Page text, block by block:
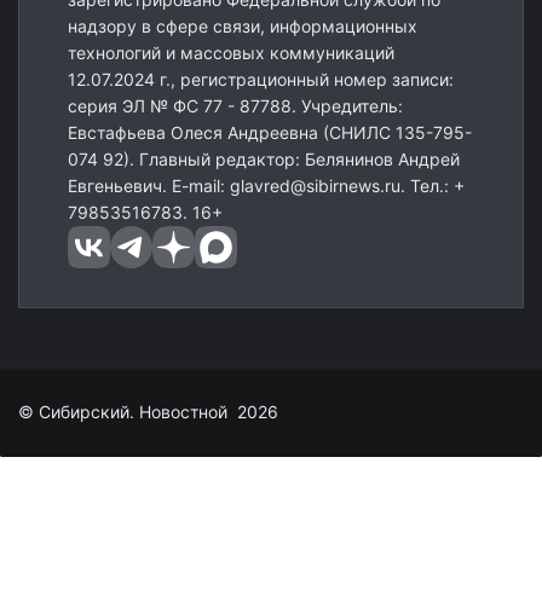
надзору в сфере связи, информационных
технологий и массовых коммуникаций
12.07.2024 г., регистрационный номер записи:
серия ЭЛ № ФС 77 - 87788. Учредитель:
Евстафьева Олеся Андреевна (СНИЛС 135-795-
074 92). Главный редактор: Белянинов Андрей
Евгеньевич. E-mail: glavred@sibirnews.ru. Тел.: +
79853516783. 16+
© Сибирский. Новостной 2026